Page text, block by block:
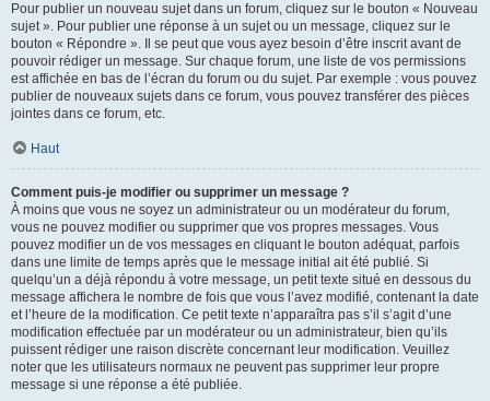
Pour publier un nouveau sujet dans un forum, cliquez sur le bouton « Nouveau
sujet ». Pour publier une réponse à un sujet ou un message, cliquez sur le
bouton « Répondre ». Il se peut que vous ayez besoin d’être inscrit avant de
pouvoir rédiger un message. Sur chaque forum, une liste de vos permissions
est affichée en bas de l’écran du forum ou du sujet. Par exemple : vous pouvez
publier de nouveaux sujets dans ce forum, vous pouvez transférer des pièces
jointes dans ce forum, etc.
Haut
Comment puis-je modifier ou supprimer un message ?
À moins que vous ne soyez un administrateur ou un modérateur du forum,
vous ne pouvez modifier ou supprimer que vos propres messages. Vous
pouvez modifier un de vos messages en cliquant le bouton adéquat, parfois
dans une limite de temps après que le message initial ait été publié. Si
quelqu’un a déjà répondu à votre message, un petit texte situé en dessous du
message affichera le nombre de fois que vous l’avez modifié, contenant la date
et l’heure de la modification. Ce petit texte n’apparaîtra pas s’il s’agit d’une
modification effectuée par un modérateur ou un administrateur, bien qu’ils
puissent rédiger une raison discrète concernant leur modification. Veuillez
noter que les utilisateurs normaux ne peuvent pas supprimer leur propre
message si une réponse a été publiée.